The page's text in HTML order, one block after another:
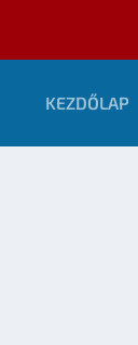
KEZDŐLAP